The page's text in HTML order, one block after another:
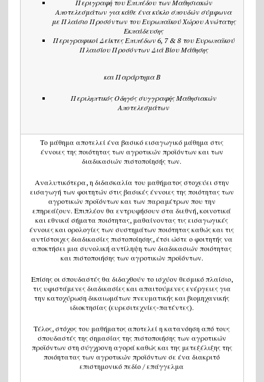
Περιγραφή του Επιπέδου των Μαθησιακών
Αποτελεσμάτων για κάθε ένα κύκλο σπουδών σύμφωνα
με Πλαίσιο Προσόντων του Ευρωπαϊκού Χώρου Ανώτατης
Εκπαίδευσης
Περιγραφικοί Δείκτες Επιπέδων 6, 7 & 8 του Ευρωπαϊκού
Πλαισίου Προσόντων Διά Βίου Μάθησης
και Παράρτημα Β
Περιληπτικός Οδηγός συγγραφής Μαθησιακών
Αποτελεσμάτων
Το μάθημα αποτελεί ένα βασικό εισαγωγικό μάθημα στις
έννοιες της ποιότητας των αγροτικών προϊόντων και των
διαδικασιών πιστοποίησής των.
Αναλυτικότερα, η διδασκαλία του μαθήματος στοχεύει στην
εισαγωγή των φοιτητών στις βασικές έννοιες της ποιότητας των
αγροτικών προϊόντων και των παραμέτρων που την
επηρεάζουν. Επιπλέον θα εντρυφήσουν στα διεθνή, κοινοτικά
και εθνικά σήματα ποιότητας, μαθαίνοντας τις εισαγωγικές
έννοιες και ορολογίες των συστημάτων ποιότητας καθώς και τις
αντίστοιχες διαδικασίες πιστοποίησης, έτσι ώστε ο φοιτητής να
αποκτήσει μια συνολική αντίληψη των διαδικασιών ποιότητας
και πιστοποιήσης των αγροτικών προϊόντων.
Επίσης οι σπουδαστές θα διδαχθούν το ισχύον θεσμικό πλαίσιο,
τις υφιστάμενες διαδικασίες και απαιτούμενες ενέργειες για
την κατοχύρωση δικαιωμάτων πνευματικής και βιομηχανικής
ιδιοκτησίας (ευρεσιτεχνίες-πατέντες).
Τέλος, στόχος του μαθήματος αποτελεί η κατανόηση από τους
σπουδαστές της σημασίας της πιστοποιήσης των αγροτικών
προϊόντων στη σύγχρονη αγορά καθώς και της μετεξέλιξης της
ποιόητατας των αγροτικών προϊόντων σε ένα διακριτό
επιστημονικό πεδίο / επάγγελμα